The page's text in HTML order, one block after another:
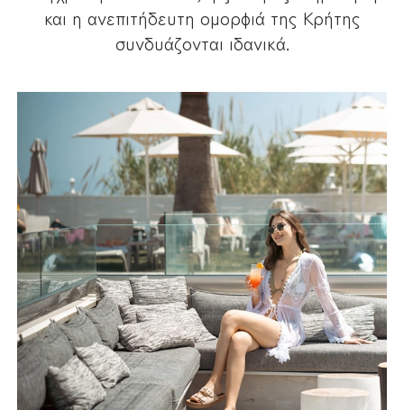
και η ανεπιτήδευτη ομορφιά της Κρήτης
συνδυάζονται ιδανικά.